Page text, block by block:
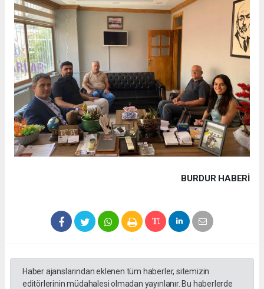
BURDUR HABERİ
Haber ajanslarından eklenen tüm haberler, sitemizin
editörlerinin müdahalesi olmadan yayınlanır. Bu haberlerde